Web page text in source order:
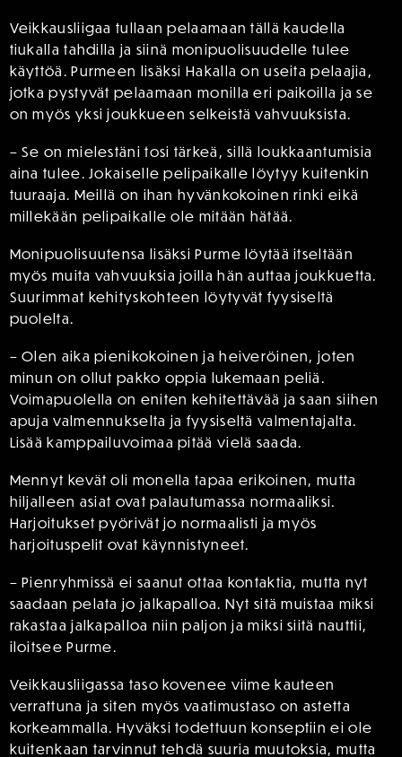
Veikkausliigaa tullaan pelaamaan tällä kaudella
tiukalla tahdilla ja siinä monipuolisuudelle tulee
käyttöä. Purmeen lisäksi Hakalla on useita pelaajia,
jotka pystyvät pelaamaan monilla eri paikoilla ja se
on myös yksi joukkueen selkeistä vahvuuksista.
– Se on mielestäni tosi tärkeä, sillä loukkaantumisia
aina tulee. Jokaiselle pelipaikalle löytyy kuitenkin
tuuraaja. Meillä on ihan hyvänkokoinen rinki eikä
millekään pelipaikalle ole mitään hätää.
Monipuolisuutensa lisäksi Purme löytää itseltään
myös muita vahvuuksia joilla hän auttaa joukkuetta.
Suurimmat kehityskohteen löytyvät fyysiseltä
puolelta.
– Olen aika pienikokoinen ja heiveröinen, joten
minun on ollut pakko oppia lukemaan peliä.
Voimapuolella on eniten kehitettävää ja saan siihen
apuja valmennukselta ja fyysiseltä valmentajalta.
Lisää kamppailuvoimaa pitää vielä saada.
Mennyt kevät oli monella tapaa erikoinen, mutta
hiljalleen asiat ovat palautumassa normaaliksi.
Harjoitukset pyörivät jo normaalisti ja myös
harjoituspelit ovat käynnistyneet.
– Pienryhmissä ei saanut ottaa kontaktia, mutta nyt
saadaan pelata jo jalkapalloa. Nyt sitä muistaa miksi
rakastaa jalkapalloa niin paljon ja miksi siitä nauttii,
iloitsee Purme.
Veikkausliigassa taso kovenee viime kauteen
verrattuna ja siten myös vaatimustaso on astetta
korkeammalla. Hyväksi todettuun konseptiin ei ole
kuitenkaan tarvinnut tehdä suuria muutoksia, mutta